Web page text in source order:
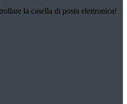
la casella di posta elettronica!